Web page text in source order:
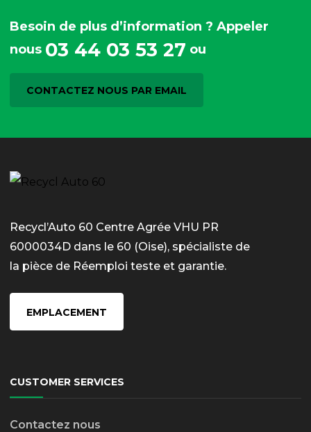
Besoin de plus d’information ? Appeler
nous 03 44 03 53 27 ou
CONTACTEZ NOUS PAR EMAIL
Recycl’Auto 60 Centre Agrée VHU PR
6000034D dans le 60 (Oise), spécialiste de
la pièce de Réemploi teste et garantie.
EMPLACEMENT
CUSTOMER SERVICES
Contactez nous